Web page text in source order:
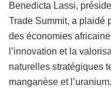
Benedicta Lassi,
Trade Summit, a plaidé
des économies
l’innovation et la
naturelles stratégiques
manganèse et